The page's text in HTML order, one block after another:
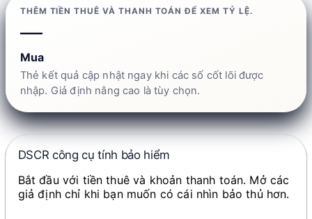
THÊM TIỀN THUÊ VÀ THANH TOÁN ĐỂ XEM TỶ LỆ.
—
Mua
Thẻ kết quả cập nhật ngay khi các số cốt lõi được
nhập. Giả định nâng cao là tùy chọn.
DSCR công cụ tính bảo hiểm
Bắt đầu với tiền thuê và khoản thanh toán. Mở các
giả định chỉ khi bạn muốn có cái nhìn bảo thủ hơn.